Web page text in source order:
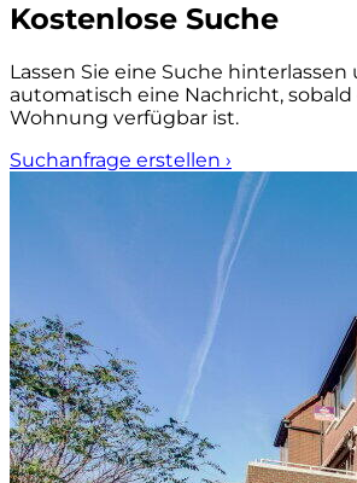
Kostenlose Suche
Lassen Sie eine Suche
automatisch eine Nachricht, sobald
Wohnung verfügbar ist.
Suchanfrage erstellen ›